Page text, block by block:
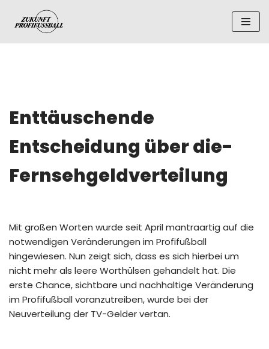
Inhalt
Enttäuschende
Entscheidung über die­­
Fernsehgeldverteilung
Mit großen Worten wurde seit April mantraartig auf die
notwendigen Veränderungen im Profifußball
hingewiesen. Nun zeigt sich, dass es sich hierbei um
nicht mehr als leere Worthülsen gehandelt hat. Die
erste Chance, sichtbare und nachhaltige Veränderung
im Profifußball voranzutreiben, wurde bei der
Neuverteilung der TV-Gelder vertan.